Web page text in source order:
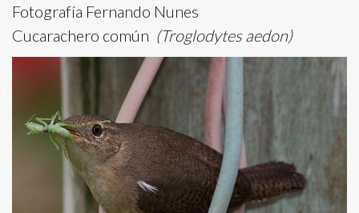
Fotografía Fernando Nunes
Cucarachero común (Troglodytes aedon)